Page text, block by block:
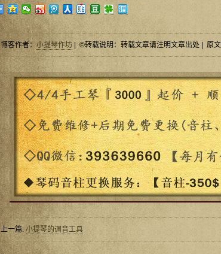
博客作者：小提琴作坊 | ©转载说明：转载文章请注明文章出处 | 原文
上一篇:小提琴的调音工具